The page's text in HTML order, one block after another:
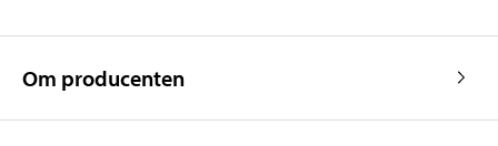
Om producenten